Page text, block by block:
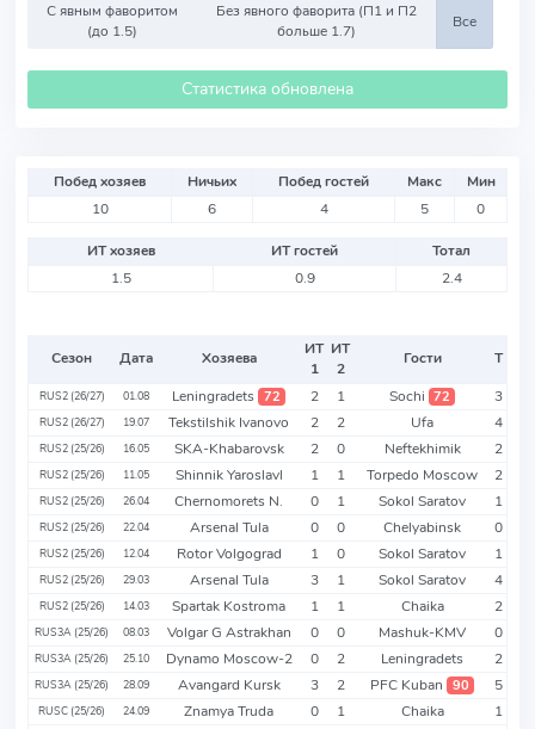
С явным фаворитом
(до 1.5)
Без явного фаворита (П1 и П2
больше 1.7)
Все
Статистика обновлена
Побед хозяев Ничьих Побед гостей Макс
Мин
10
6 4 5 0
ИТ хозяев ИТ гостей
Тотал
1.5
0.9 2.4
Сезон Дата Хозяева
ИТ
1
ИТ
2
Гости Т
RUS2 (26/27) 01.08 Leningradets 72 2 1 Sochi 72 3
RUS2 (26/27) 19.07 Tekstilshik Ivanovo 2 2 Ufa 4
RUS2 (25/26) 16.05 SKA-Khabarovsk 2 0 Neftekhimik 2
RUS2 (25/26) 11.05 Shinnik Yaroslavl 1 1 Torpedo Moscow 2
RUS2 (25/26) 26.04 Chernomorets N. 0 1 Sokol Saratov 1
RUS2 (25/26) 22.04 Arsenal Tula 0 0 Chelyabinsk 0
RUS2 (25/26) 12.04 Rotor Volgograd 1 0 Sokol Saratov 1
RUS2 (25/26) 29.03 Arsenal Tula 3 1 Sokol Saratov 4
RUS2 (25/26) 14.03 Spartak Kostroma 1 1 Chaika 2
RUS3A (25/26) 08.03 Volgar G Astrakhan 0 0 Mashuk-KMV 0
RUS3A (25/26) 25.10 Dynamo Moscow-2 0 2 Leningradets 2
RUS3A (25/26) 28.09 Avangard Kursk 3 2 PFC Kuban 90 5
RUSC (25/26) 24.09 Znamya Truda 0 1 Chaika 1